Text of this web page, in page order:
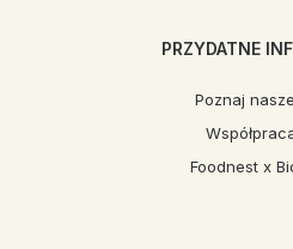
PRZYDATNE
Poznaj
Foodnest x